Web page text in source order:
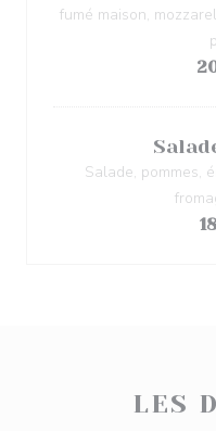
fumé maison,
Salade, pommes,
LES